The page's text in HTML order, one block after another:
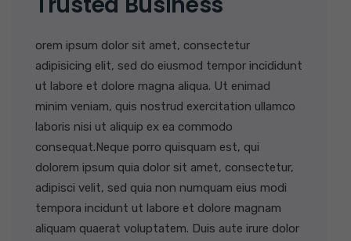
orem ipsum dolor sit amet, consectetur
adipisicing elit, sed do eiusmod tempor incididunt
ut labore et dolore magna aliqua. Ut enimad
minim veniam, quis nostrud exercitation ullamco
laboris nisi ut aliquip ex ea commodo
consequat.Neque porro quisquam est, qui
dolorem ipsum quia dolor sit amet, consectetur,
adipisci velit, sed quia non numquam eius modi
tempora incidunt ut labore et dolore magnam
aliquam quaerat voluptatem. Duis aute irure dolor